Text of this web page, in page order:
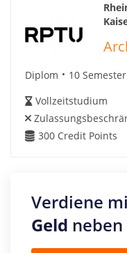
Diplom
10 Semester
Vollzeitstudium
300 Credit Points
Verdiene
Geld